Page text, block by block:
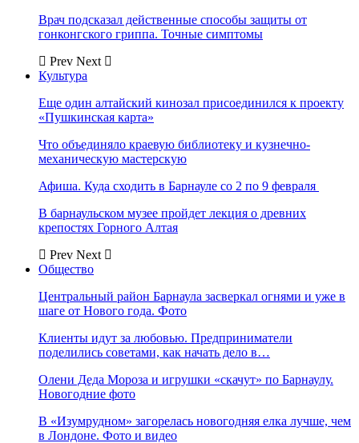
Врач подсказал действенные способы защиты от
гонконгского гриппа. Точные симптомы
Prev Next
Культура
Еще один алтайский кинозал присоединился к проекту
«Пушкинская карта»
Что объединяло краевую библиотеку и кузнечно-
механическую мастерскую
Афиша. Куда сходить в Барнауле со 2 по 9 февраля
В барнаульском музее пройдет лекция о древних
крепостях Горного Алтая
Prev Next
Общество
Центральный район Барнаула засверкал огнями и уже в
шаге от Нового года. Фото
Клиенты идут за любовью. Предприниматели
поделились советами, как начать дело в…
Олени Деда Мороза и игрушки «скачут» по Барнаулу.
Новогодние фото
В «Изумрудном» загорелась новогодняя елка лучше, чем
в Лондоне. Фото и видео